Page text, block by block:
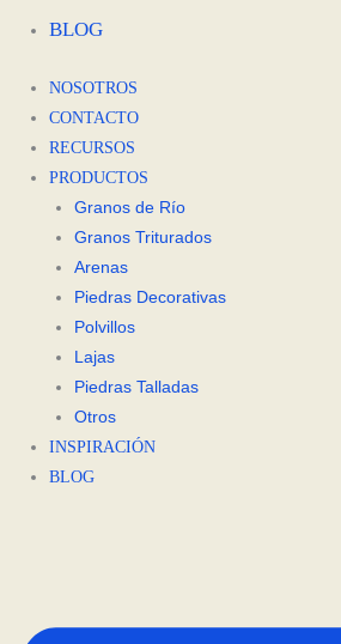
BLOG
NOSOTROS
CONTACTO
RECURSOS
PRODUCTOS
Granos de Río
Granos Triturados
Arenas
Piedras Decorativas
Polvillos
Lajas
Piedras Talladas
Otros
INSPIRACIÓN
BLOG